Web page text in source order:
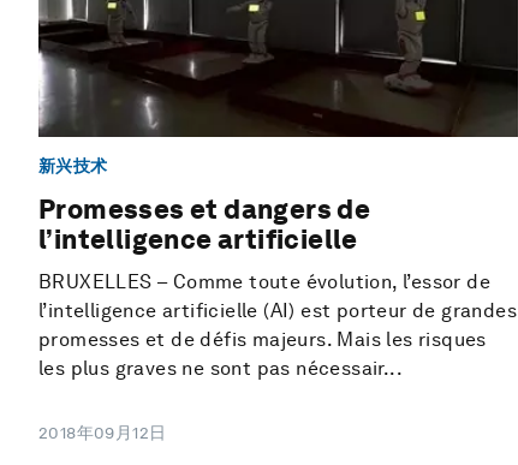
新兴技术
Promesses et dangers de
l’intelligence artificielle
BRUXELLES – Comme toute évolution, l’essor de
l’intelligence artificielle (AI) est porteur de grandes
promesses et de défis majeurs. Mais les risques
les plus graves ne sont pas nécessair...
2018年09月12日